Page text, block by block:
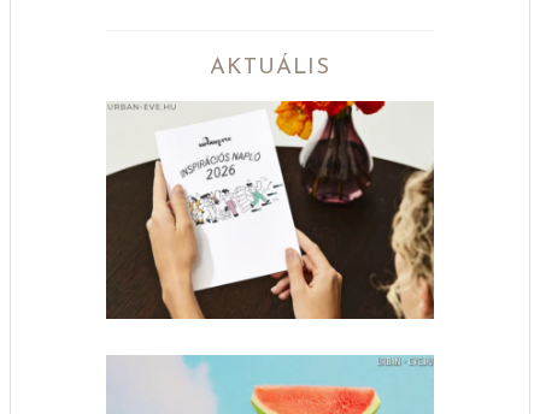
AKTUÁLIS